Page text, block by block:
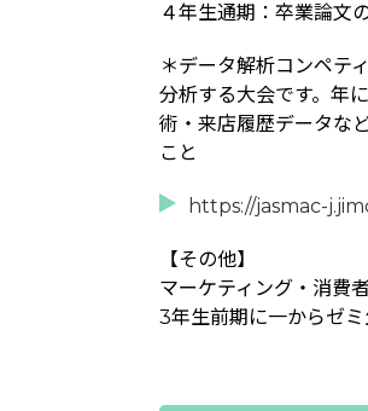
４年生通期：卒業論文
＊データ解析コンペテ
分析する大会です。年
術・来店履歴データな
こと
https://jasmac-
【その他】
マーケティング・消費
3年生前期に一からゼミ